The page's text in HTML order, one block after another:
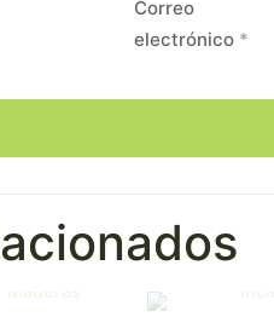
Correo
electrónico *